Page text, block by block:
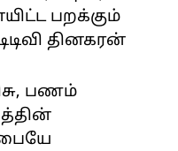
பறக்கும்
தினகரன்
பணம்